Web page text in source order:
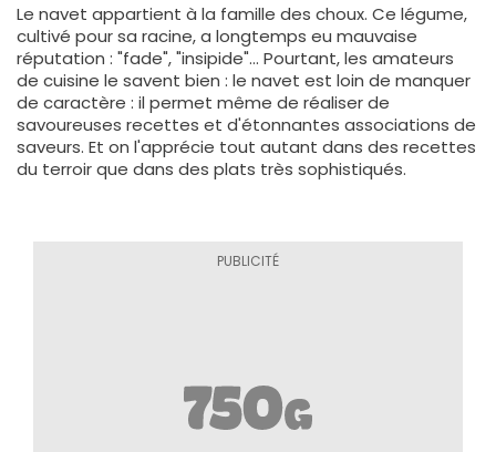
Le navet appartient à la famille des choux. Ce légume,
cultivé pour sa racine, a longtemps eu mauvaise
réputation : "fade", "insipide"... Pourtant, les amateurs
de cuisine le savent bien : le navet est loin de manquer
de caractère : il permet même de réaliser de
savoureuses recettes et d'étonnantes associations de
saveurs. Et on l'apprécie tout autant dans des recettes
du terroir que dans des plats très sophistiqués.